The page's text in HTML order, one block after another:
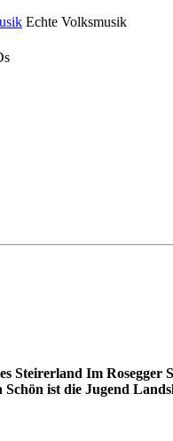
Echte Volksmusik
Steirerland Im Rosegger
Schön ist die Jugend